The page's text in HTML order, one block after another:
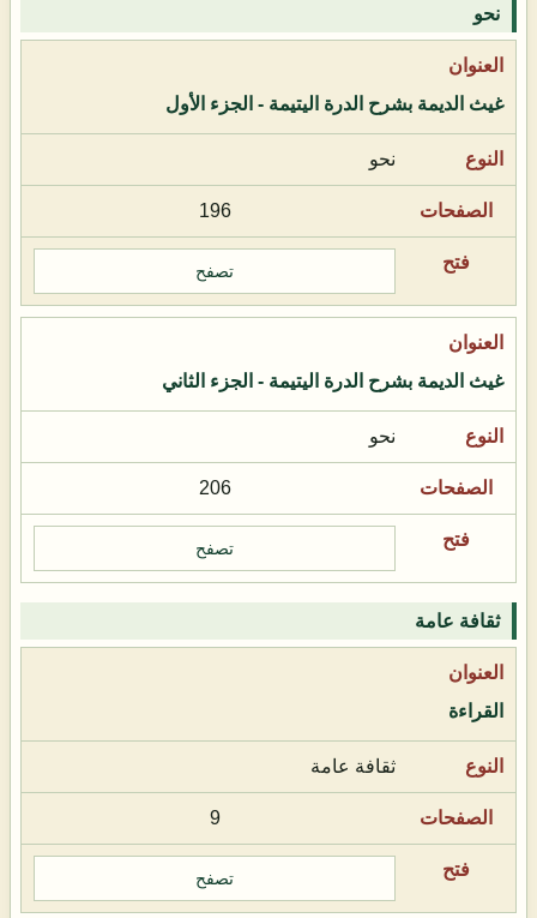
نحو
غيث الديمة بشرح الدرة اليتيمة - الجزء الأول
نحو
196
تصفح
غيث الديمة بشرح الدرة اليتيمة - الجزء الثاني
نحو
206
تصفح
ثقافة عامة
القراءة
ثقافة عامة
9
تصفح